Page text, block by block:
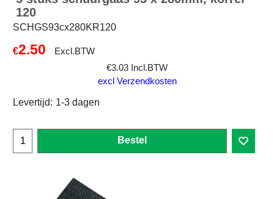
120
SCHGS93cx280KR120
€2.50
Excl.BTW
€3.03 Incl.BTW
excl Verzendkosten
Levertijd: 1-3 dagen
Bestel